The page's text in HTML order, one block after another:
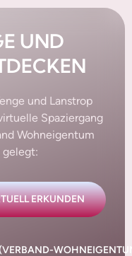
UND
und Lanstrop
Spaziergang
Wohneigentum
gelegt:
ERKUNDEN